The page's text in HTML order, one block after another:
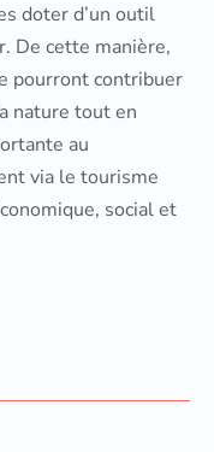
doter d’un outil
De cette manière,
pourront contribuer
nature tout en
au
via le tourisme
social et